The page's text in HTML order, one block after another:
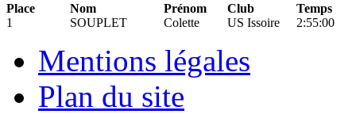
Place Nom Prénom Club
Temps
1
SOUPLET Colette US Issoire 2:55:00
Mentions légales
Plan du site